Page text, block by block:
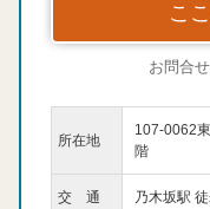
こ
お問合
所在地
107-0062
階
交 通 乃木坂駅